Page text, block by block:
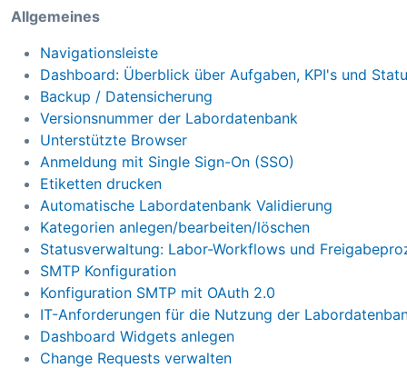
Allgemeines
Navigationsleiste
Dashboard: Überblick über Aufgaben, KPI's und
Backup / Datensicherung
Versionsnummer der Labordatenbank
Unterstützte Browser
Anmeldung mit Single Sign-On (SSO)
Etiketten drucken
Automatische Labordatenbank Validierung
Kategorien anlegen/bearbeiten/löschen
Statusverwaltung: Labor-Workflows und
SMTP Konfiguration
Konfiguration SMTP mit OAuth 2.0
IT-Anforderungen für die Nutzung der
Dashboard Widgets anlegen
Change Requests verwalten